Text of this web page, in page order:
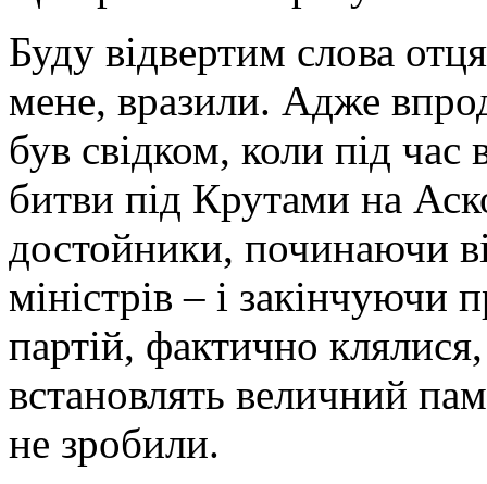
Буду відвертим слова
мене, вразили. Адже
був свідком, коли під час
битви під Крутами на
достойники, починаючи
міністрів – і закінчуючи
партій, фактично
встановлять величний
не зробили.